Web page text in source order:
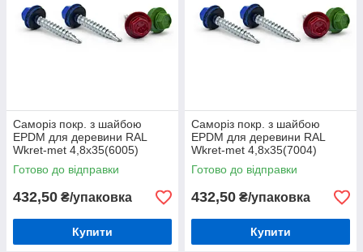
Саморіз покр. з шайбою
EPDM для деревини RAL
Wkret-met 4,8х35(6005)
(250шт)
Готово до відправки
432,50 ₴/упаковка
Купити
Саморіз покр. з шайбою
EPDM для деревини RAL
Wkret-met 4,8х35(7004)
(250шт)
Готово до відправки
432,50 ₴/упаковка
Купити